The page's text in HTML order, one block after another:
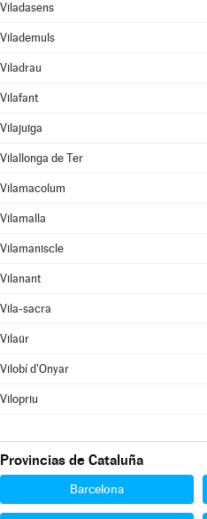
Viladasens
Vilademuls
Viladrau
Vilafant
Vilajuïga
Vilallonga de Ter
Vilamacolum
Vilamalla
Vilamaniscle
Vilanant
Vila-sacra
Vilaür
Vilobí d'Onyar
Vilopriu
Provincias de Cataluña
Barcelona